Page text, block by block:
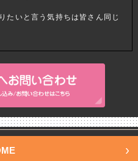
たいと言う気持ちは皆さん同じ